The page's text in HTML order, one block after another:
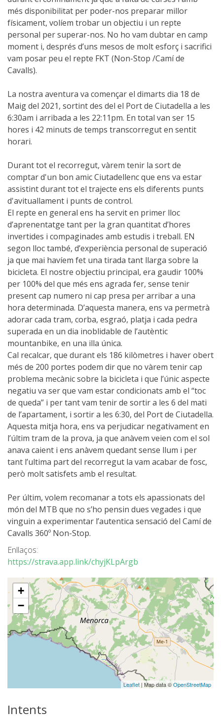
6 ETAPES
5 ETAPES
3 ETAPES
RUTA PER L’INTERIOR
TRAIL RUNNING
8 ETAPES
7 ETAPES
6 ETAPES
5 ETAPES
4 ETAPES
NON-STOP
NORMES I CRITERIS DE VALIDACIÓ
RÀNQUING
SERVEI D’ASSISTÈNCIA
ENVIA UN INTENT
PREU
SERVEIS INCLOSOS
ALLOTJAMENT
EXTRES
més disponibilitat per poder-nos preparar millor
físicament, volíem trobar un objectiu i un repte
personal per superar-nos. No ho vam dubtar en camp
moment i, després d’uns mesos de molt esforç i sacrifici
vam posar peu el repte FKT (Non-Stop /Camí de
Cavalls).
La nostra aventura va començar el dimarts dia 18 de
Maig del 2021, sortint des del el Port de Ciutadella a les
6:30am i arribada a les 22:11pm. En total van ser 15
hores i 42 minuts de temps transcorregut en sentit
horari.
Durant tot el recorregut, vàrem tenir la sort de
comptar d'un bon amic Ciutadellenc que ens va estar
assistint durant tot el trajecte ens els diferents punts
d'avituallament i punts de control.
El repte en general ens ha servit en primer lloc
d’aprenentatge tant per la gran quantitat d’hores
invertides i compaginades amb estudis i treball. EN
segon lloc també, d’experiència personal de superació
ja que mai havíem fet una tirada tant llarga sobre la
bicicleta. El nostre objectiu principal, era gaudir 100%
per 100% del que més ens agrada fer, sense tenir
present cap numero ni cap presa per arribar a una
hora determinada. D’aquesta manera, ens va permetrà
adorar cada tram, corba, esgraó, platja i cada pedra
superada en un dia inoblidable de l’autèntic
mountanbike, en una illa única.
Cal recalcar, que durant els 186 kilòmetres i haver obert
més de 200 portes podem dir que no vàrem tenir cap
problema mecànic sobre la bicicleta i que l’únic aspecte
negatiu va ser que vam estar condicionats amb el “toc
de queda” i per tant vam tenir de sortir a les 6 del mati
de l’apartament, i sortir a les 6:30, del Port de Ciutadella.
Aquesta mitja hora, ens va perjudicar negativament en
l’últim tram de la prova, ja que anàvem veien com el sol
anava caient i ens anàvem quedant sense llum i per
tant l’ultima part del recorregut la vam acabar de fosc,
però molt satisfets amb el resultat.
Per últim, volem recomanar a tots els apassionats del
món del MTB que no s’ho pensin dues vegades i que
vinguin a experimentar l’autentica sensació del Camí de
Cavalls 360º Non-Stop.
Enllaços:
https://strava.app.link/chyjKLpArgb
+
−
Leaflet | Map data ©OpenStreetMap
Intents